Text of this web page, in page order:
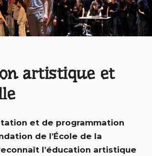
artistique et
et de programmation
de l’École de la
l’éducation artistique